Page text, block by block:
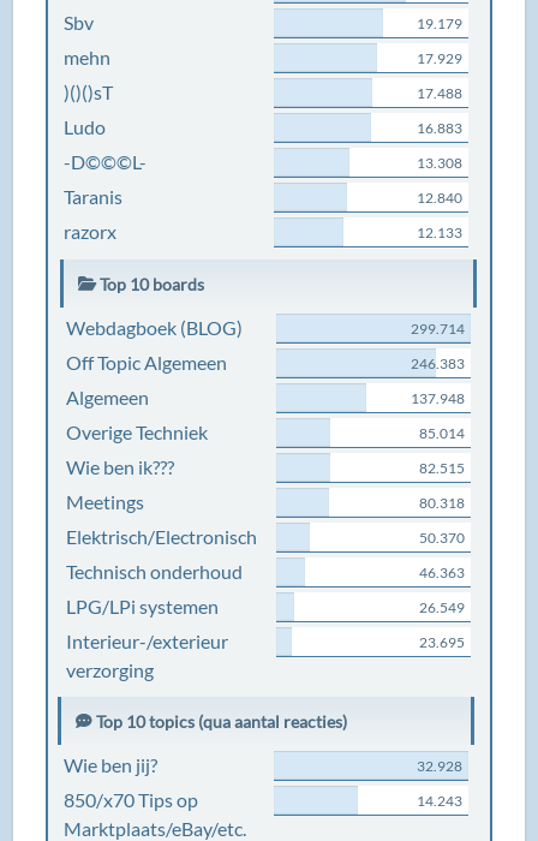
Sbv 19.179
mehn 17.929
)()()sT 17.488
Ludo 16.883
-D©©©L- 13.308
Taranis 12.840
razorx 12.133
Top 10 boards
Webdagboek (BLOG) 299.714
Off Topic Algemeen 246.383
Algemeen 137.948
Overige Techniek 85.014
Wie ben ik??? 82.515
Meetings 80.318
Elektrisch/Electronisch 50.370
Technisch onderhoud 46.363
LPG/LPi systemen 26.549
Interieur-/exterieur
verzorging
23.695
Top 10 topics (qua aantal reacties)
Wie ben jij? 32.928
850/x70 Tips op
Marktplaats/eBay/etc.
14.243